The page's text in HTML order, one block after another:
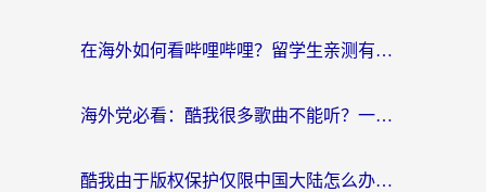
在海外如何看哔哩哔哩？留学生亲测有效的回国加速指南
海外党必看：酷我很多歌曲不能听？一招解决优酷版权限制+B站地域问题！
酷我由于版权保护仅限中国大陆怎么办？海外党亲测有效的解锁指南